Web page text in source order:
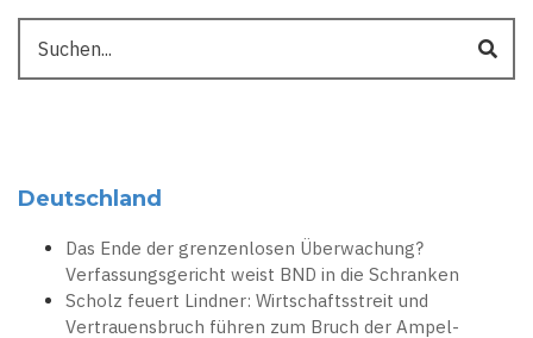
Deutschland
Das Ende der grenzenlosen Überwachung?
Verfassungsgericht weist BND in die Schranken
Scholz feuert Lindner: Wirtschaftsstreit und
Vertrauensbruch führen zum Bruch der Ampel-